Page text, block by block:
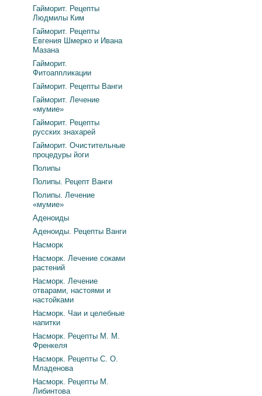
Гайморит. Рецепты
Людмилы Ким
Гайморит. Рецепты
Евгения Шмерко и Ивана
Мазана
Гайморит.
Фитоаппликации
Гайморит. Рецепты Ванги
Гайморит. Лечение
«мумие»
Гайморит. Рецепты
русских знахарей
Гайморит. Очистительные
процедуры йоги
Полипы
Полипы. Рецепт Ванги
Полипы. Лечение
«мумие»
Аденоиды
Аденоиды. Рецепты Ванги
Насморк
Насморк. Лечение соками
растений
Насморк. Лечение
отварами, настоями и
настойками
Насморк. Чаи и целебные
напитки
Насморк. Рецепты М. М.
Френкеля
Насморк. Рецепты С. О.
Младенова
Насморк. Рецепты М.
Либинтова